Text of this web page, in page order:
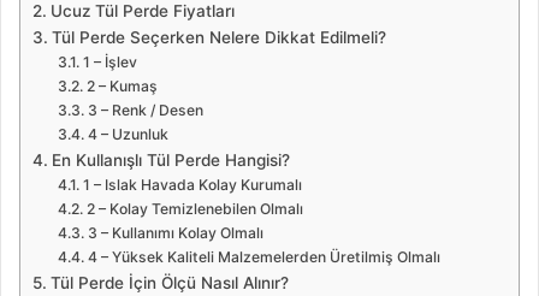
Ucuz Tül Perde Fiyatları
Tül Perde Seçerken Nelere Dikkat Edilmeli?
1 – İşlev
2 – Kumaş
3 – Renk / Desen
4 – Uzunluk
En Kullanışlı Tül Perde Hangisi?
1 – Islak Havada Kolay Kurumalı
2 – Kolay Temizlenebilen Olmalı
3 – Kullanımı Kolay Olmalı
4 – Yüksek Kaliteli Malzemelerden Üretilmiş Olmalı
Tül Perde İçin Ölçü Nasıl Alınır?